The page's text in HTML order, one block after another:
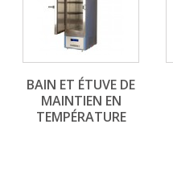
BAIN ET ÉTUVE DE
MAINTIEN EN
TEMPÉRATURE